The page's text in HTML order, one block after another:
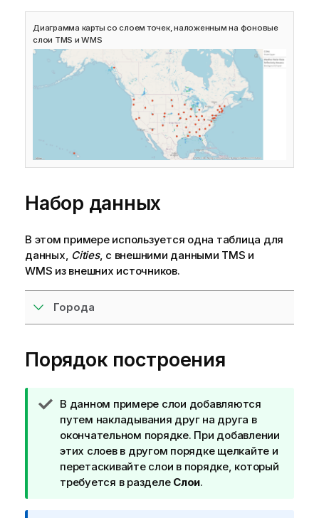
н
ф
о
р
и
Диаграмма карты со слоем точек, наложенным на фоновые
слои TMS иWMS
Набор данных
В этом примере используется одна таблица для
данных, Cities, с внешними данными TMS и
WMS из внешних источников.
Города
Порядок построения
П
р
и
м
е
ч
В данном примере слои добавляются
путем накладывания друг на друга в
окончательном порядке. При добавлении
этих слоев в другом порядке щелкайте и
перетаскивайте слои в порядке, который
требуется в разделе Слои.